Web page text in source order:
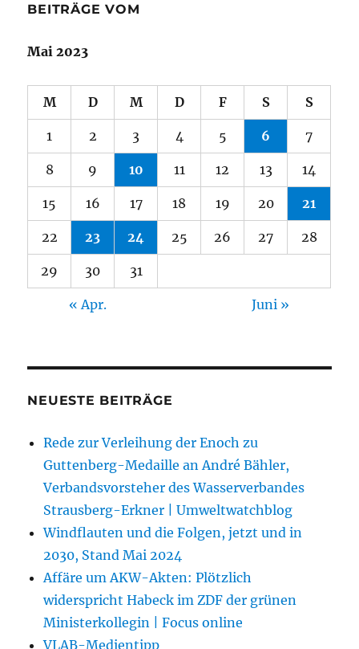
BEITRÄGE VOM
Mai 2023
M D M D F S S
1 2 3 4 5 6 7
8 9 10 11 12 13 14
15 16 17 18 19 20 21
22 23 24 25 26 27 28
29 30 31
« Apr. Juni »
NEUESTE BEITRÄGE
Rede zur Verleihung der Enoch zu
Guttenberg-Medaille an André Bähler,
Verbandsvorsteher des Wasserverbandes
Strausberg-Erkner | Umweltwatchblog
Windflauten und die Folgen, jetzt und in
2030, Stand Mai 2024
Affäre um AKW-Akten: Plötzlich
widerspricht Habeck im ZDF der grünen
Ministerkollegin | Focus online
VLAB-Medientipp